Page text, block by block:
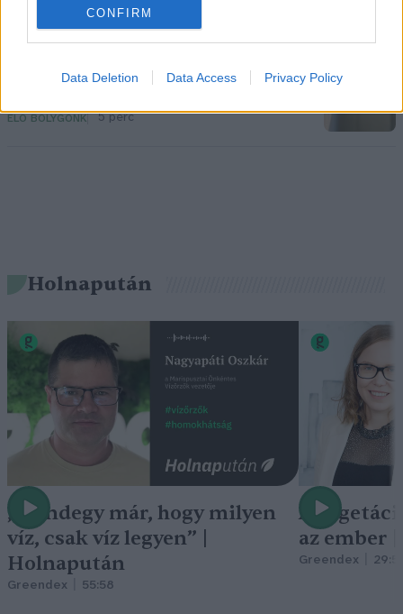
CONFIRM
Data Deletion Data Access Privacy Policy
2 perc
Negatív vízállások, vízkorlátozások:
ÉLŐ BOLYGÓNK 5 perc
Holnapután
„Mindegy már, hogy milyen
víz, csak víz legyen” |
Holnapután
Greendex 55:58
A
az ember
Greendex